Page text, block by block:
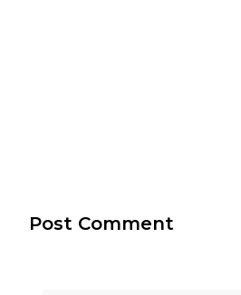
Post Comment